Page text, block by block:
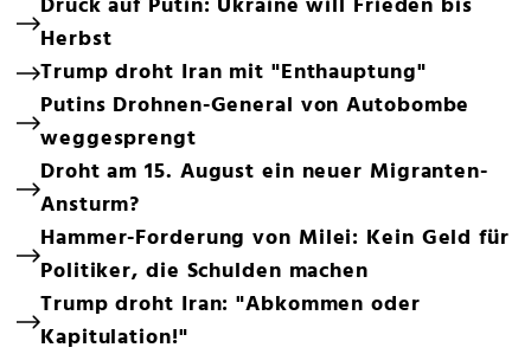
Herbst
Trump droht Iran mit "Enthauptung"
Putins Drohnen-General von Autobombe
weggesprengt
Droht am 15. August ein neuer Migranten-
Ansturm?
Hammer-Forderung von Milei: Kein Geld für
Politiker, die Schulden machen
Trump droht Iran: "Abkommen oder
Kapitulation!"